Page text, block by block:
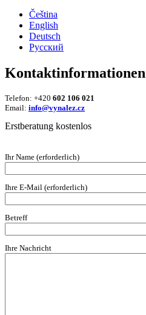
Čeština
English
Deutsch
Русский
Kontaktinformationen
Telefon: +420 602 106 021
Email: info@vynalez.cz
Erstberatung kostenlos
Ihr Name (erforderlich)
Ihre E-Mail (erforderlich)
Betreff
Ihre Nachricht